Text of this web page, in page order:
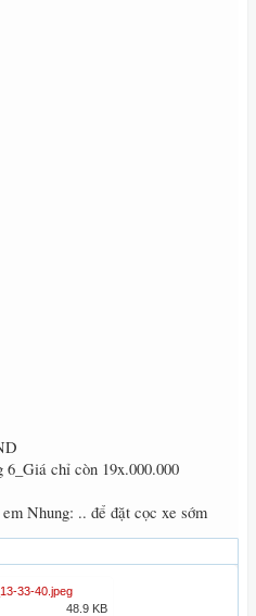
chỉ còn 19x.000.000
Nhung: .. để đặt cọc xe sớm
33-40.jpeg
48.9 KB